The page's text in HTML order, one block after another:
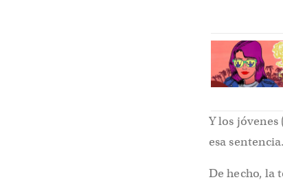
Y los
esa sentencia.
De hecho, la